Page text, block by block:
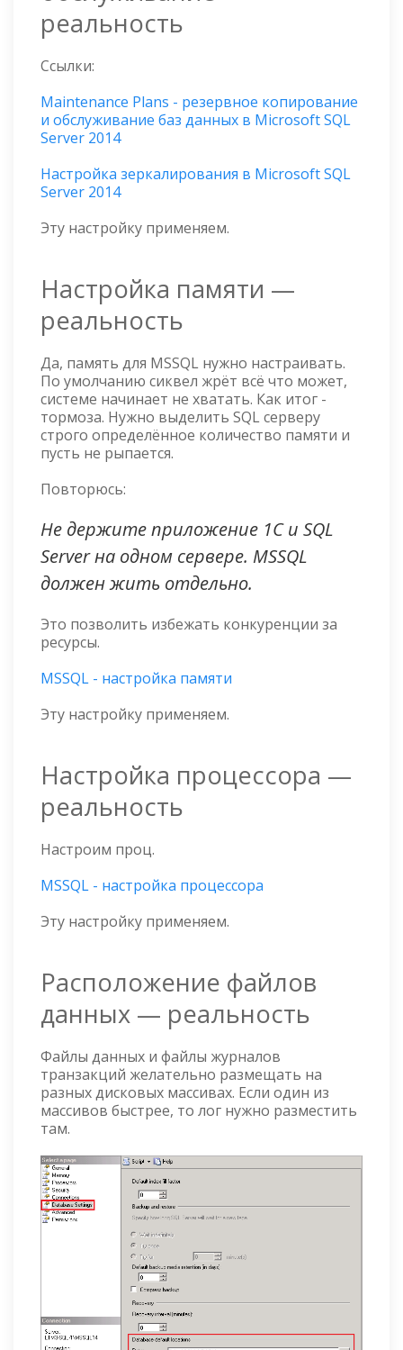
реальность
Ссылки:
Maintenance Plans - резервное копирование
и обслуживание баз данных в Microsoft SQL
Server 2014
Настройка зеркалирования в Microsoft SQL
Server 2014
Эту настройку применяем.
Настройка памяти —
реальность
Да, память для MSSQL нужно настраивать.
По умолчанию сиквел жрёт всё что может,
системе начинает не хватать. Как итог -
тормоза. Нужно выделить SQL серверу
строго определённое количество памяти и
пусть не рыпается.
Повторюсь:
Не держите приложение 1С и SQL
Server на одном сервере. MSSQL
должен жить отдельно.
Это позволить избежать конкуренции за
ресурсы.
MSSQL - настройка памяти
Эту настройку применяем.
Настройка процессора —
реальность
Настроим проц.
MSSQL - настройка процессора
Эту настройку применяем.
Расположение файлов
данных — реальность
Файлы данных и файлы журналов
транзакций желательно размещать на
разных дисковых массивах. Если один из
массивов быстрее, то лог нужно разместить
там.